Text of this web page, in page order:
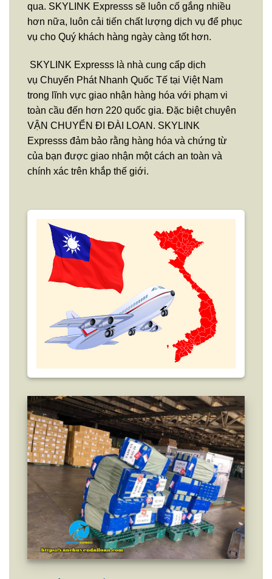
qua. SKYLINK Expresss sẽ luôn cố gắng nhiều
hơn nữa, luôn cải tiến chất lượng dịch vụ để phục
vụ cho Quý khách hàng ngày càng tốt hơn.
SKYLINK Expresss là nhà cung cấp dịch
vụ Chuyển Phát Nhanh Quốc Tế tại Việt Nam
trong lĩnh vực giao nhận hàng hóa với phạm vi
toàn cầu đến hơn 220 quốc gia. Đặc biệt chuyên
VẬN CHUYỂN ĐI ĐÀI LOAN. SKYLINK
Expresss đảm bảo rằng hàng hóa và chứng từ
của bạn được giao nhận một cách an toàn và
chính xác trên khắp thế giới.